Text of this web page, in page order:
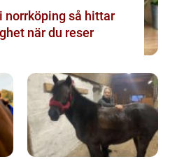
så hittar
när du reser